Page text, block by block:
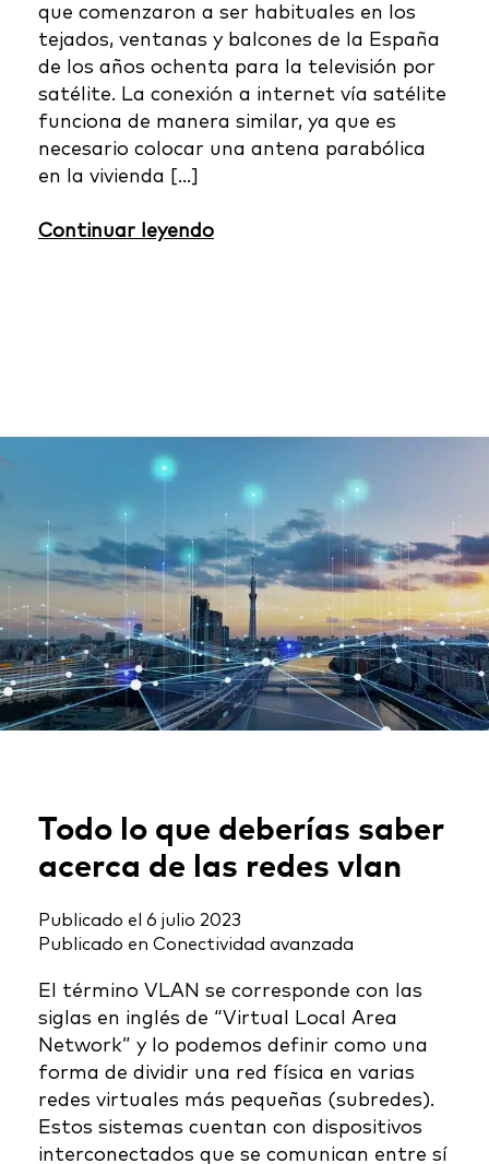
que comenzaron a ser habituales en los
tejados, ventanas y balcones de la España
de los años ochenta para la televisión por
satélite. La conexión a internet vía satélite
funciona de manera similar, ya que es
necesario colocar una antena parabólica
en la vivienda […]
Continuar leyendo
Todo lo que deberías saber
acerca de las redes vlan
Publicado el 6 julio 2023
Publicado en Conectividad avanzada
El término VLAN se corresponde con las
siglas en inglés de “Virtual Local Area
Network” y lo podemos definir como una
forma de dividir una red física en varias
redes virtuales más pequeñas (subredes).
Estos sistemas cuentan con dispositivos
interconectados que se comunican entre sí